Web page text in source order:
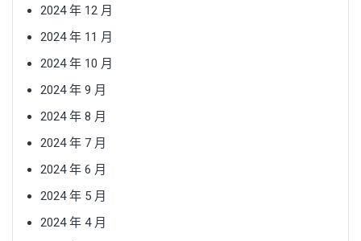
2024 年 12 月
2024 年 11 月
2024 年 10 月
2024 年 9 月
2024 年 8 月
2024 年 7 月
2024 年 6 月
2024 年 5 月
2024 年 4 月